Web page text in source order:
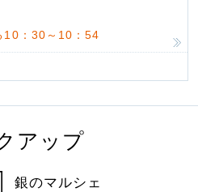
10：30～10：54
アップ
銀のマルシェ